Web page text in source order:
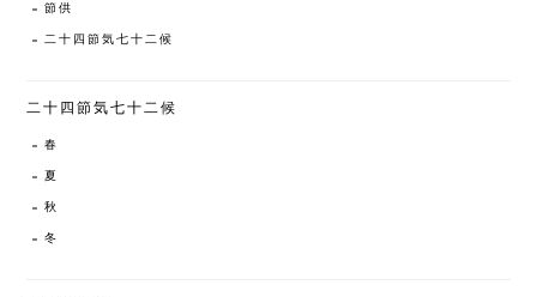
節供
二十四節気七十二候
二十四節気七十二候
春
夏
秋
冬